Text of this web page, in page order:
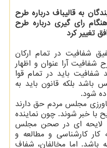
به قالیباف درباره طرح
رای گیری درباره طرح
تغییر کرد
شفافیت در تمام ارکان
شفافیت آرا عنوان و اظهار
شفافیت باید در تمام قوا
بلکه قانون باید به
شود.
مجلس مردم حق دارند
با خبر شوند. چون نماینده
لایحه ای در صحن مجلس
کار کارشناسی و مطالعه و
باشد. اما مخالفان، شفاف